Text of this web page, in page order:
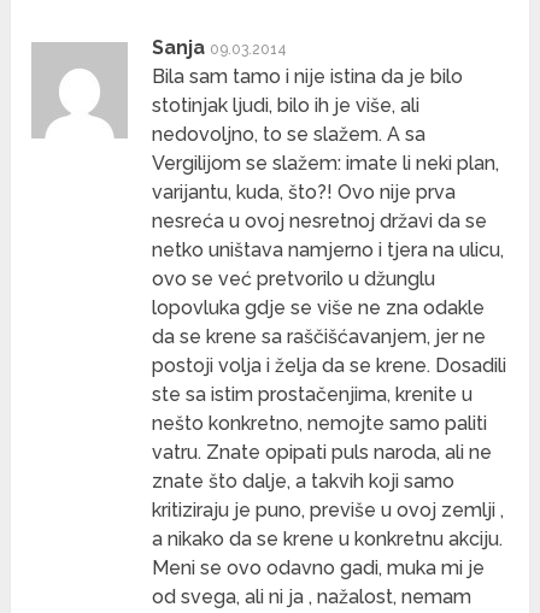
Sanja 09.03.2014
Bila sam tamo i nije istina da je bilo
stotinjak ljudi, bilo ih je više, ali
nedovoljno, to se slažem. A sa
Vergilijom se slažem: imate li neki plan,
varijantu, kuda, što?! Ovo nije prva
nesreća u ovoj nesretnoj državi da se
netko uništava namjerno i tjera na ulicu,
ovo se već pretvorilo u džunglu
lopovluka gdje se više ne zna odakle
da se krene sa raščišćavanjem, jer ne
postoji volja i želja da se krene. Dosadili
ste sa istim prostačenjima, krenite u
nešto konkretno, nemojte samo paliti
vatru. Znate opipati puls naroda, ali ne
znate što dalje, a takvih koji samo
kritiziraju je puno, previše u ovoj zemlji ,
a nikako da se krene u konkretnu akciju.
Meni se ovo odavno gadi, muka mi je
od svega, ali ni ja , nažalost, nemam